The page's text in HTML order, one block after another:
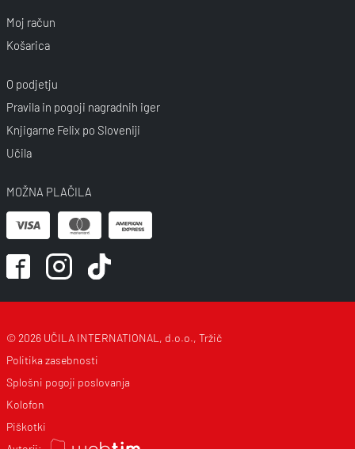
Moj račun
Košarica
O podjetju
Pravila in pogoji nagradnih iger
Knjigarne Felix po Sloveniji
Učila
MOŽNA PLAČILA
© 2026 UČILA INTERNATIONAL, d.o.o., Tržič
Politika zasebnosti
Splošni pogoji poslovanja
Kolofon
Piškotki